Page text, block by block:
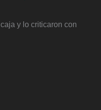
y lo criticaron con